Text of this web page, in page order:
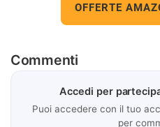
OFFERTE
Commenti
Accedi per
Puoi accedere con il tuo
per